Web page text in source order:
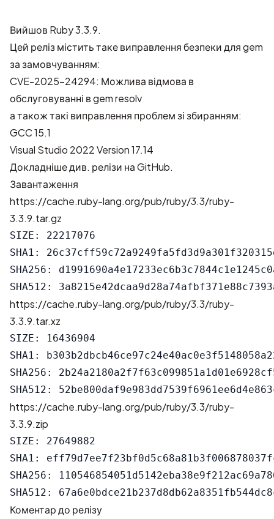
Вийшов Ruby 3.3.9.
Цей реліз містить таке виправлення безпеки для gem
за замовчуванням:
CVE-2025-24294: Можлива відмова в
обслуговуванні в gem resolv
а також такі виправлення проблем зі збиранням:
GCC 15.1
Visual Studio 2022 Version 17.14
Докладніше див. релізи на GitHub.
Завантаження
https://cache.ruby-lang.org/pub/ruby/3.3/ruby-
3.3.9.tar.gz
SIZE: 22217076
SHA1:
SHA256:
https://cache.ruby-lang.org/pub/ruby/3.3/ruby-
3.3.9.tar.xz
SIZE: 16436904
SHA1:
SHA256:
https://cache.ruby-lang.org/pub/ruby/3.3/ruby-
3.3.9.zip
SIZE: 27649882
SHA1:
SHA256:
Коментар до релізу